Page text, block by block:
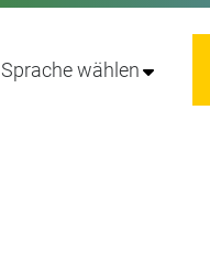
Sprache wählen